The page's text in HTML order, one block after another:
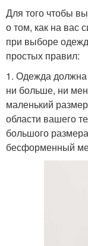
Для того чтобы
о том, как на вас
при выборе
простых правил:
1. Одежда
ни больше, ни
маленький
области вашего
большого
бесформенный